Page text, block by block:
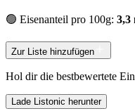
🟢 Eisenanteil pro 100g: 3,3
Zur Liste hinzufügen
Hol dir die bestbewertete
Lade Listonic herunter